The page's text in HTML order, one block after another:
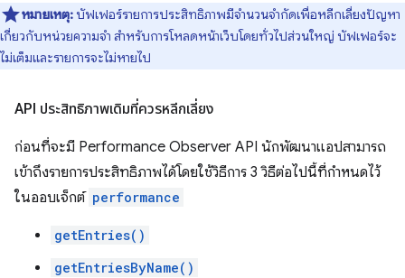
หมายเหตุ: บัฟเฟอร์รายการประสิทธิภาพมีจำนวนจำกัดเพื่อหลีกเลี่ยงปัญหา
เกี่ยวกับหน่วยความจำ สำหรับการโหลดหน้าเว็บโดยทั่วไปส่วนใหญ่ บัฟเฟอร์จะ
ไม่เต็มและรายการจะไม่หายไป
API ประสิทธิภาพเดิมที่ควรหลีกเลี่ยง
ก่อนที่จะมี Performance Observer API นักพัฒนาแอปสามารถ
เข้าถึงรายการประสิทธิภาพได้โดยใช้วิธีการ 3 วิธีต่อไปนี้ที่กำหนดไว้
ในออบเจ็กต์ performance
getEntries()
getEntriesByName()